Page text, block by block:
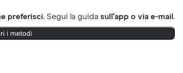
preferisci. Segui la guidasull'app o via e-mail.
i metodi